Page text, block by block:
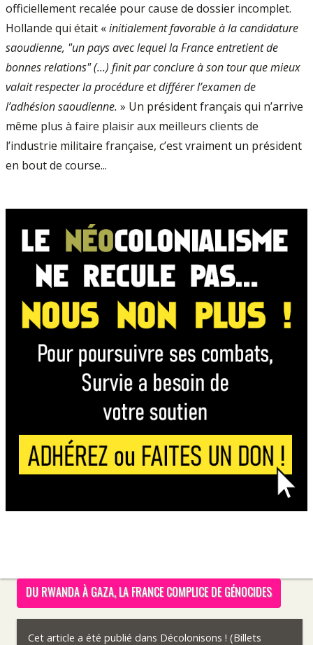
officiellement recalée pour cause de dossier incomplet.
Hollande qui était «initialement favorable à la candidature
saoudienne, "un pays avec lequel la France entretient de
bonnes relations" (...) finit par conclure à son tour que mieux
valait respecter la procédure et différer l’examen de
l’adhésion saoudienne. » Un président français qui n’arrive
même plus à faire plai­sir aux meilleurs clients de
l’industrie militaire française, c’est vraiment un président
en bout de course...
DU RWANDA À GAZA, LA FRANCE COMPLICE DE GÉNOCIDES
Cet article a été publié dans Décolonisons ! (Billets